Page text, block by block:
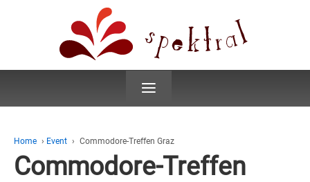
≡
Home › Event › Commodore-Treffen Graz
Commodore-Treffen